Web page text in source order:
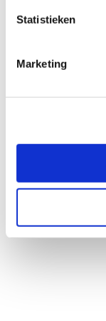
Statistieken
Marketing